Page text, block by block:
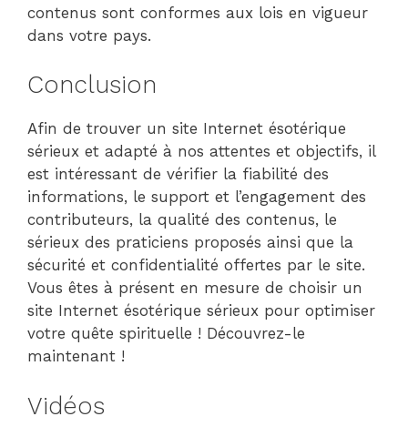
contenus sont conformes aux lois en vigueur
dans votre pays.
Conclusion
Afin de trouver un site Internet ésotérique
sérieux et adapté à nos attentes et objectifs, il
est intéressant de vérifier la fiabilité des
informations, le support et l’engagement des
contributeurs, la qualité des contenus, le
sérieux des praticiens proposés ainsi que la
sécurité et confidentialité offertes par le site.
Vous êtes à présent en mesure de choisir un
site Internet ésotérique sérieux pour optimiser
votre quête spirituelle ! Découvrez-le
maintenant !
Vidéos